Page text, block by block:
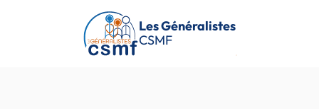
Passer au contenu principal
Les Généralistes
CSMF